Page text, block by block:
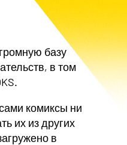
базу
в том
комиксы ни
их из других
в